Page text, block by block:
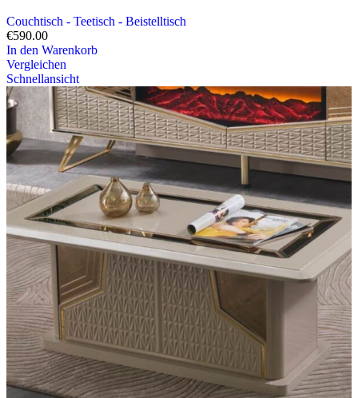
Couchtisch - Teetisch - Beistelltisch
€590.00
In den Warenkorb
Vergleichen
Schnellansicht